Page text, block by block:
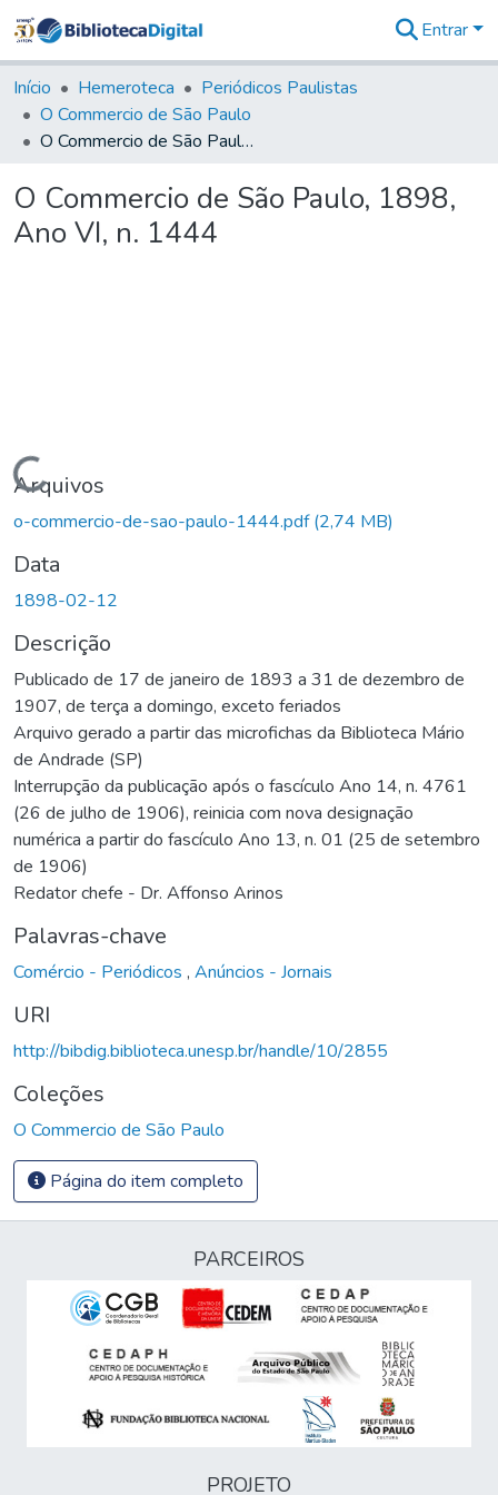
&
Coleções
Tudo na
Biblioteca
Estatísticas
Entrar
Início Hemeroteca
Periódicos Paulistas
O Commercio de São Paulo
O Commercio de São Paulo, 1898, Ano VI, n. 1444
O Commercio de São Paulo, 1898,
Ano VI, n. 1444
Carregando...
Arquivos
o-commercio-de-sao-paulo-1444.pdf(2,74 MB)
Data
1898-02-12
Descrição
Publicado de 17 de janeiro de 1893 a 31 de dezembro de
1907, de terça a domingo, exceto feriados
Arquivo gerado a partir das microfichas da Biblioteca Mário
de Andrade (SP)
Interrupção da publicação após o fascículo Ano 14, n. 4761
(26 de julho de 1906), reinicia com nova designação
numérica a partir do fascículo Ano 13, n. 01 (25 de setembro
de 1906)
Redator chefe - Dr. Affonso Arinos
Palavras-chave
Comércio - Periódicos , Anúncios - Jornais
URI
http://bibdig.biblioteca.unesp.br/handle/10/2855
Coleções
O Commercio de São Paulo
Página do item completo
PARCEIROS
PROJETO